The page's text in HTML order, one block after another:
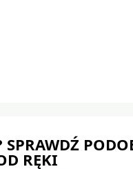
RĘKI